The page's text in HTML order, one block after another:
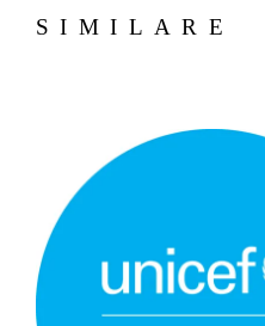
SIMILARE